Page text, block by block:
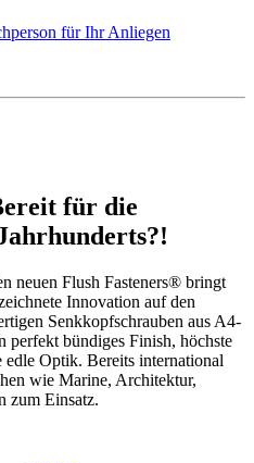
für Ihr Anliegen
für die
neuen Flush Fasteners® bringt
Innovation auf den
Senkkopfschrauben aus A4-
perfekt bündiges Finish, höchste
edle Optik. Bereits international
wie Marine, Architektur,
zum Einsatz.